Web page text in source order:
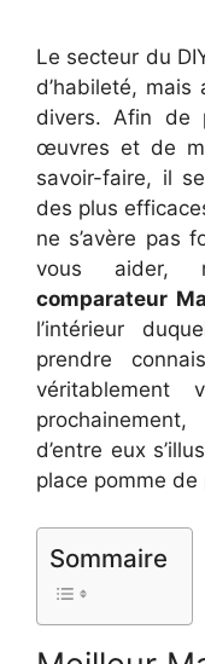
Le secteur du
d’habileté, mais
divers. Afin de
œuvres et de
savoir-faire, il
des plus
ne s’avère pas
vous aider,
comparateur
l’intérieur
prendre
véritablement
d’entre eux
place pomme de
Sommaire